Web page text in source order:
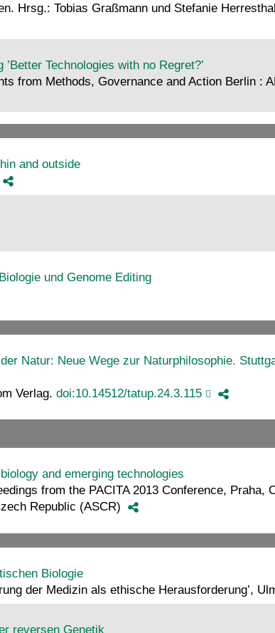
Hrsg.: Tobias Graßmann und Stefanie
Technologies with no Regret?’
from Methods, Governance and Action Berlin :
and outside
und Genome Editing
Natur: Neue Wege zur Naturphilosophie.
Verlag. doi:10.14512/tatup.24.3.115
and emerging technologies
from the PACITA 2013 Conference, Praha,
Republic (ASCR)
Biologie
der Medizin als ethische Herausforderung’,
reversen Genetik